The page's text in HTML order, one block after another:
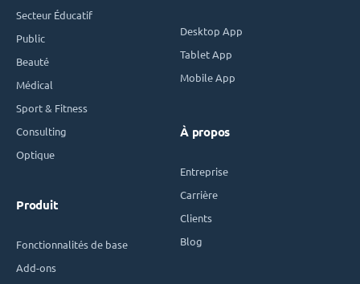
Secteur Éducatif
Public
Beauté
Médical
Sport & Fitness
Consulting
Optique
Produit
Fonctionnalités de base
Add-ons
Desktop App
Tablet App
Mobile App
À propos
Entreprise
Carrière
Clients
Blog